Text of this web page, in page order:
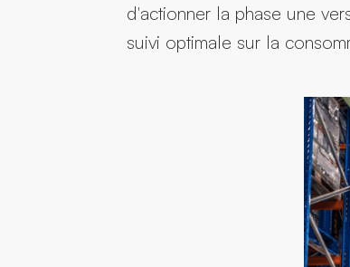
d'actionner la phase une
suivi optimale sur la